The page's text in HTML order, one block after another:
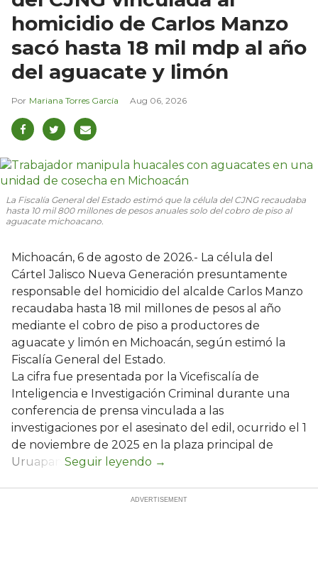
homicidio de Carlos Manzo
sacó hasta 18 mil mdp al año
del aguacate y limón
Mariana Torres García Aug 06, 2026
La Fiscalía General del Estado estimó que la célula del CJNG recaudaba
hasta 10 mil 800 millones de pesos anuales solo del cobro de piso al
aguacate michoacano.
Michoacán, 6 de agosto de 2026.- La célula del
Cártel Jalisco Nueva Generación presuntamente
responsable del homicidio del alcalde Carlos Manzo
recaudaba hasta 18 mil millones de pesos al año
mediante el cobro de piso a productores de
aguacate y limón en Michoacán, según estimó la
Fiscalía General del Estado.
La cifra fue presentada por la Vicefiscalía de
Inteligencia e Investigación Criminal durante una
conferencia de prensa vinculada a las
investigaciones por el asesinato del edil, ocurrido el 1
de noviembre de 2025 en la plaza principal de
Uruapan.